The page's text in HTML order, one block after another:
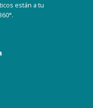
están a tu